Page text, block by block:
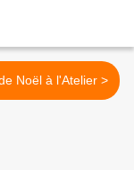
Marché de Noël à l'Atelier >